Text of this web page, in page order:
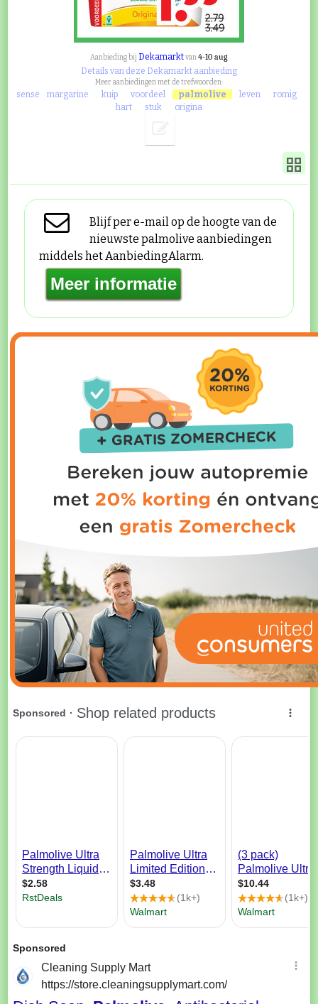
Aanbieding bij Dekamarktvan4-10 aug
Details van deze Dekamarkt aanbieding
Meer aanbiedingen met de trefwoorden:
sense margarine kuip voordeel palmolive leven
romig
hart
stuk origina
Blijf per e-mail op de hoogte van de
nieuwste palmolive aanbiedingen
middels het AanbiedingAlarm.